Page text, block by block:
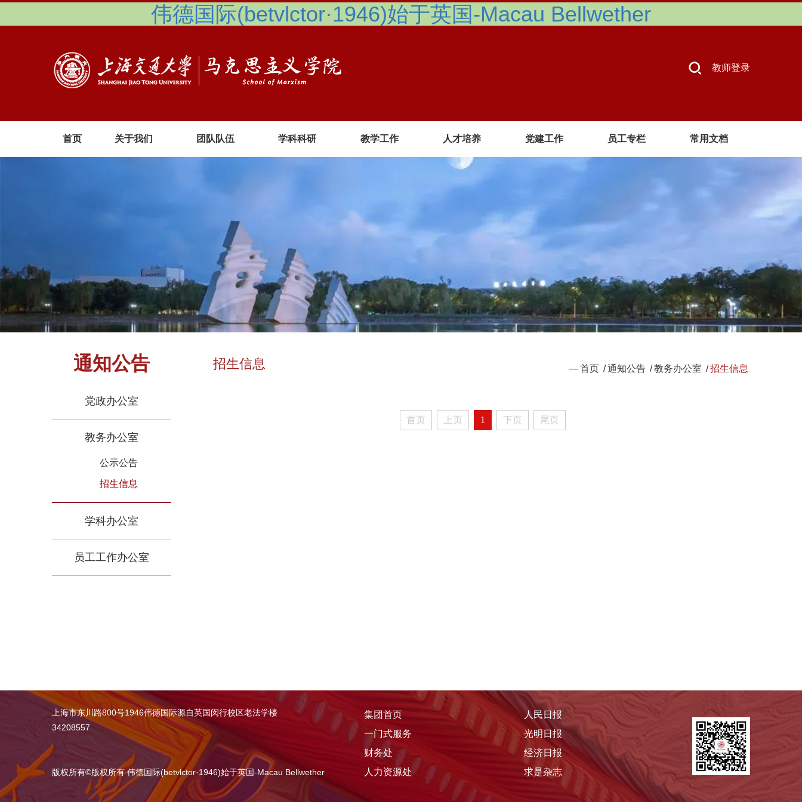
伟德国际(betvlctor·1946)始于英国-Macau Bellwether
教师登录
首页 关于我们 团队队伍 学科科研 教学工作 人才培养 党建工作 员工专栏 常用文档
通知公告
党政办公室
教务办公室
公示公告
招生信息
学科办公室
员工工作办公室
招生信息 —首页 /通知公告 /教务办公室 /招生信息
首页 上页 1 下页 尾页
上海市东川路800号1946伟德国际源自英国闵行校区老法学楼
34208557
版权所有©版权所有 伟德国际(betvlctor·1946)始于英国-Macau Bellwether
人民日报
光明日报
经济日报
求是杂志
集团首页
一门式服务
财务处
人力资源处